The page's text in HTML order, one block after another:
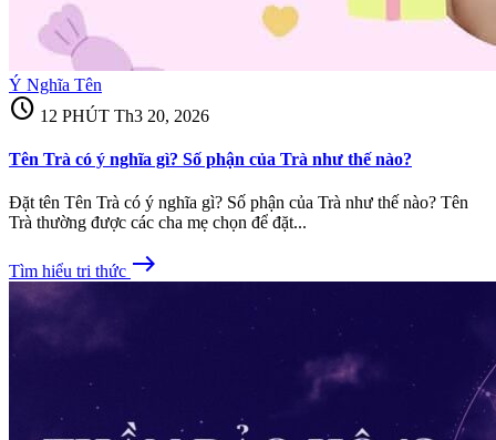
Ý Nghĩa Tên
schedule 12 PHÚT Th3 20, 2026
Tên Trà có ý nghĩa gì? Số phận của Trà như thế nào?
Đặt tên Tên Trà có ý nghĩa gì? Số phận của Trà như thế nào? Tên
Trà thường được các cha mẹ chọn để đặt...
Tìm hiểu tri thức east